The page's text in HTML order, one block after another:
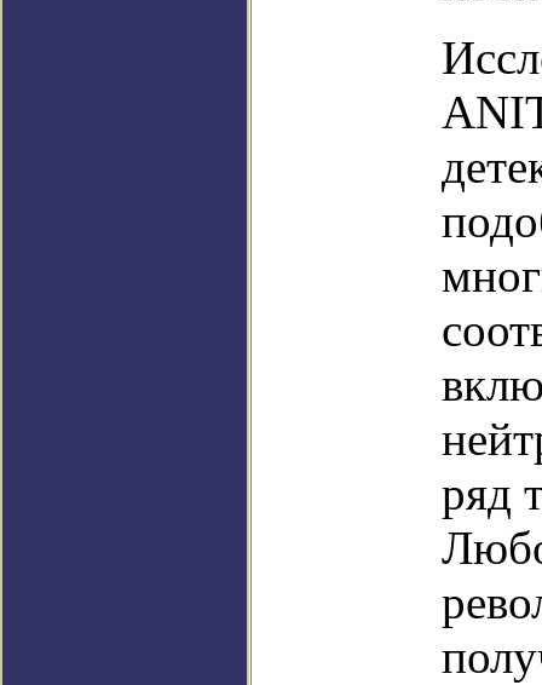
ряд